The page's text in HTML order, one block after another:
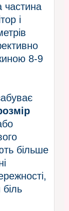
частина
і
8-9
більше